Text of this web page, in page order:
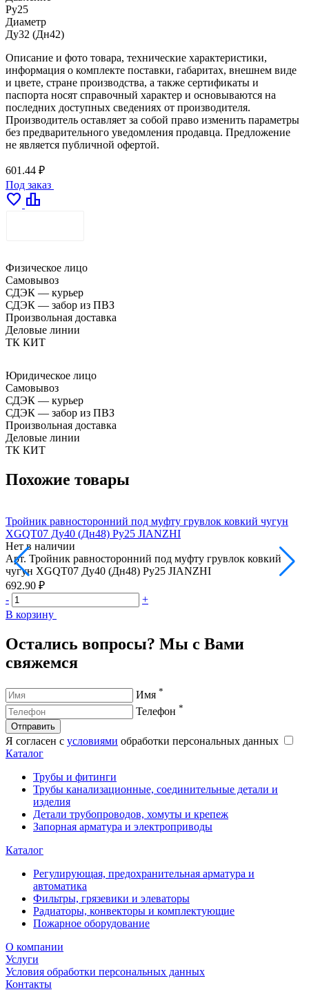
Ру25
Диаметр
Ду32 (Дн42)
Описание и фото товара, технические характеристики,
информация о комплекте поставки, габаритах, внешнем виде
и цвете, стране производства, а также сертификаты и
паспорта носят справочный характер и основываются на
последних доступных сведениях от производителя.
Производитель оставляет за собой право изменить параметры
без предварительного уведомления продавца. Предложение
не является публичной офертой.
601.44 ₽
Под заказ
favorite leaderboard
Физическое лицо
Самовывоз
СДЭК — курьер
СДЭК — забор из ПВЗ
Произвольная доставка
Деловые линии
ТК КИТ
Юридическое лицо
Самовывоз
СДЭК — курьер
СДЭК — забор из ПВЗ
Произвольная доставка
Деловые линии
ТК КИТ
Похожие товары
Тройник равносторонний под муфту грувлок ковкий чугун
XGQT07 Ду40 (Дн48) Ру25 JIANZHI
Нет в наличии
Арт. Тройник равносторонний под муфту грувлок ковкий
чугун XGQT07 Ду40 (Дн48) Ру25 JIANZHI
692.90 ₽
-
+
В корзину
Остались вопросы? Мы с Вами
свяжемся
Имя *
Телефон *
Отправить
Я согласен с условиями обработки персональных данных
Каталог
Трубы и фитинги
Трубы канализационные, соединительные детали и
изделия
Детали трубопроводов, хомуты и крепеж
Запорная арматура и электроприводы
Каталог
Регулирующая, предохранительная арматура и
автоматика
Фильтры, грязевики и элеваторы
Радиаторы, конвекторы и комплектующие
Пожарное оборудование
О компании
Услуги
Условия обработки персональных данных
Контакты